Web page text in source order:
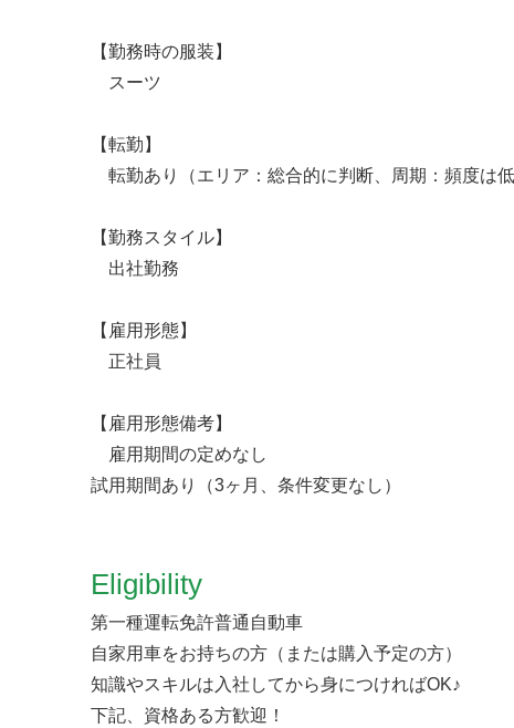
【勤務時の服装】
スーツ
【転勤】
転勤あり（エリア：総合的に判断、周期：頻度は低
【勤務スタイル】
出社勤務
【雇用形態】
正社員
【雇用形態備考】
雇用期間の定めなし
試用期間あり（3ヶ月、条件変更なし）
Eligibility
第一種運転免許普通自動車
自家用車をお持ちの方（または購入予定の方）
知識やスキルは入社してから身につければOK♪
下記、資格ある方歓迎！